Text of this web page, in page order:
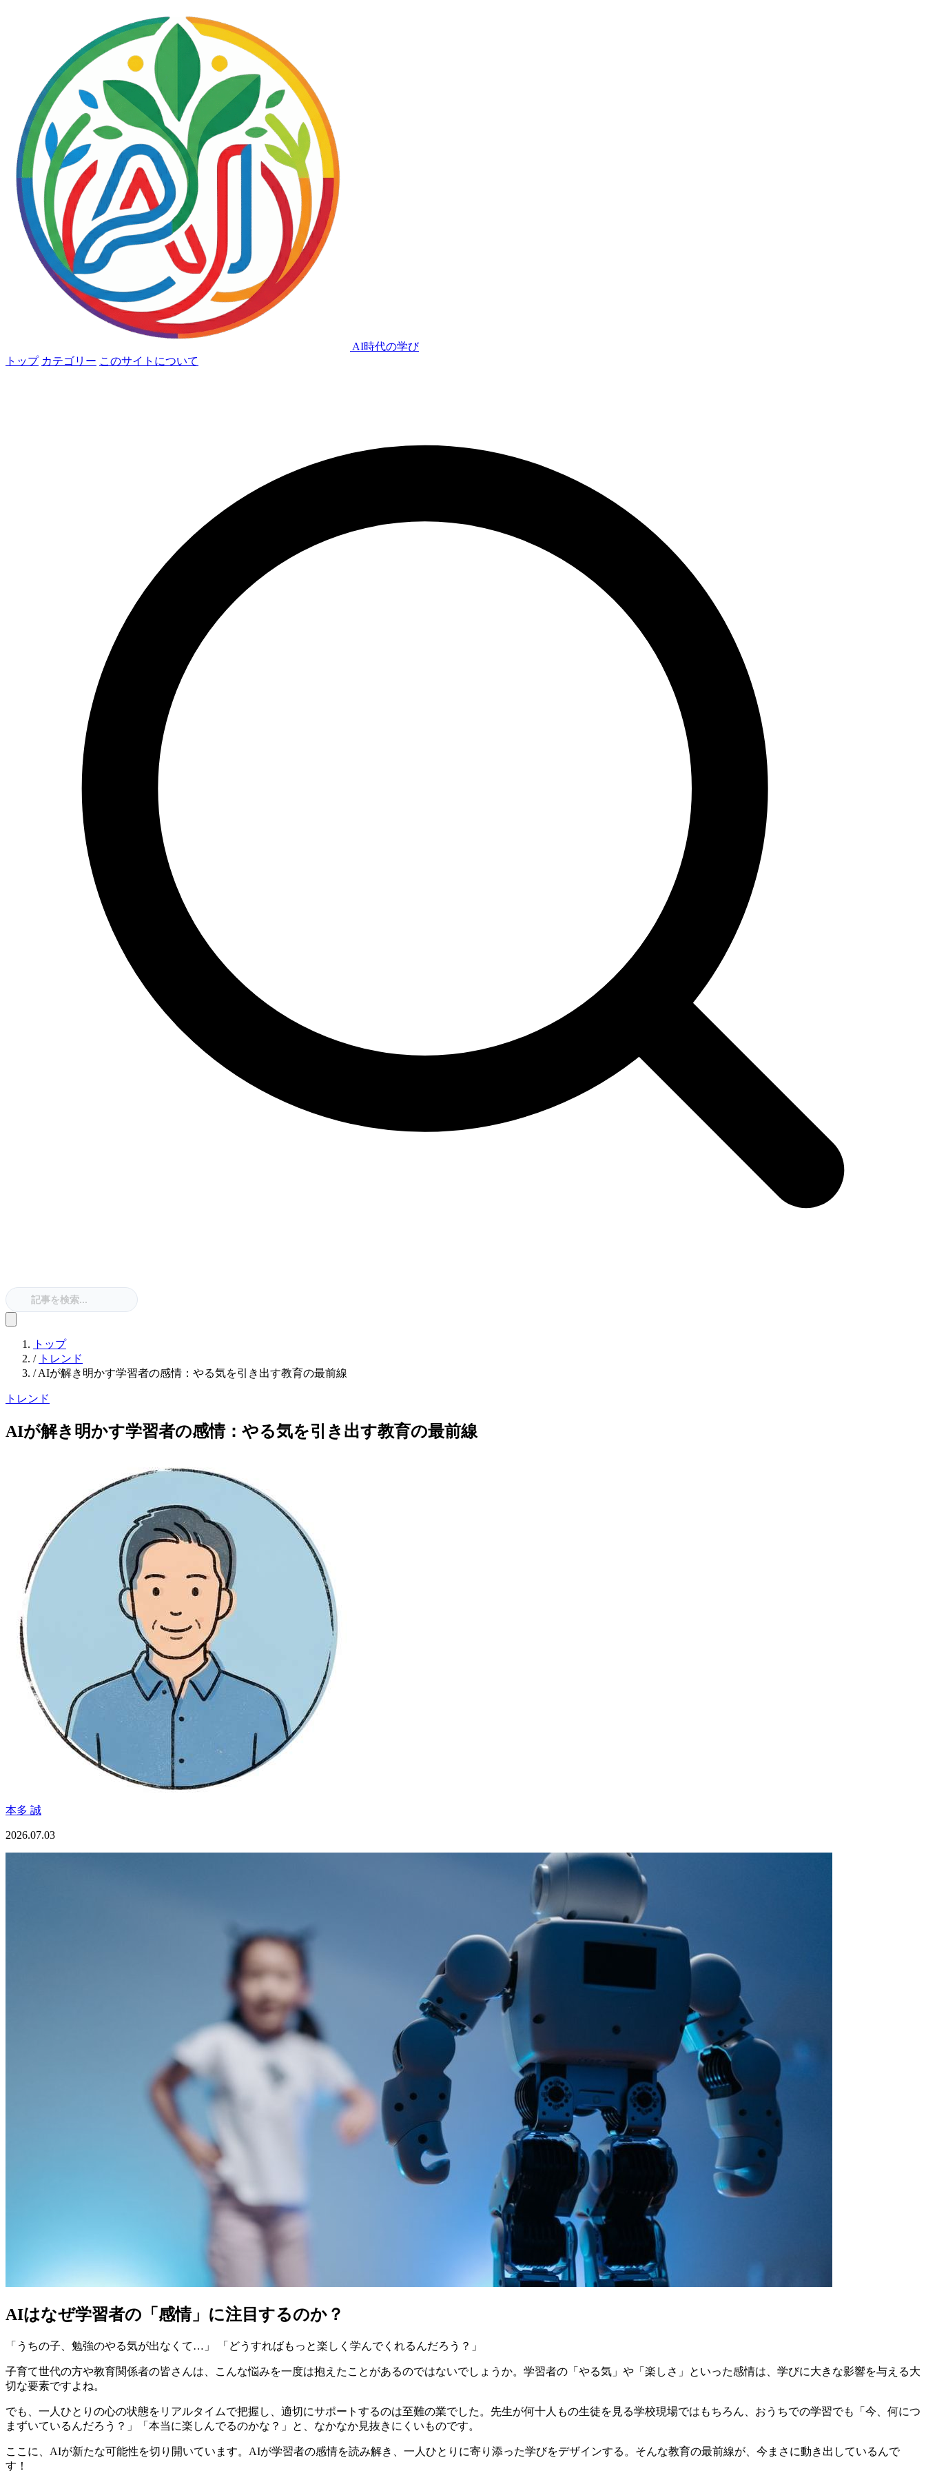
AI時代の学び
トップ カテゴリー このサイトについて
トップ
/ トレンド
/ AIが解き明かす学習者の感情：やる気を引き出す教育の最前線
トレンド
AIが解き明かす学習者の感情：やる気を引き出す教育の最前線
本多 誠
2026.07.03
AIはなぜ学習者の「感情」に注目するのか？
「うちの子、勉強のやる気が出なくて…」 「どうすればもっと楽しく学んでくれるんだろう？」
子育て世代の方や教育関係者の皆さんは、こんな悩みを一度は抱えたことがあるのではないでしょうか。学習者の「やる気」や「楽しさ」といった感情は、学びに大きな影響を与える大
切な要素ですよね。
でも、一人ひとりの心の状態をリアルタイムで把握し、適切にサポートするのは至難の業でした。先生が何十人もの生徒を見る学校現場ではもちろん、おうちでの学習でも「今、何につ
まずいているんだろう？」「本当に楽しんでるのかな？」と、なかなか見抜きにくいものです。
ここに、AIが新たな可能性を切り開いています。AIが学習者の感情を読み解き、一人ひとりに寄り添った学びをデザインする。そんな教育の最前線が、今まさに動き出しているんで
す！